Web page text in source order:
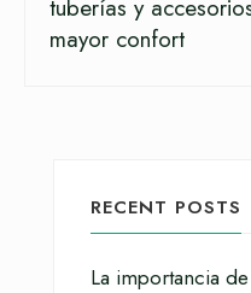
tuberías y
mayor confort
RECENT POSTS
La importancia